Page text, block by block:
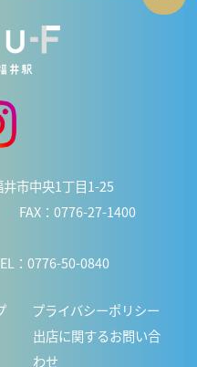
市中央1丁目1-25
FAX：0776-27-1400
：0776-50-0840
プライバシーポリシー
出店に関するお問い合
わせ